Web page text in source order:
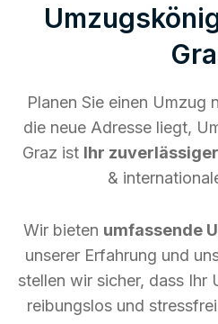
Planen Sie einen Umzug
die neue Adresse liegt,
Graz ist Ihr
&
Wir bieten umfassende
unserer Erfahrung und
stellen wir sicher, dass Ihr
reibungslos und